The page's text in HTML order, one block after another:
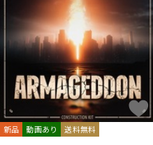
新品 動画あり 送料無料